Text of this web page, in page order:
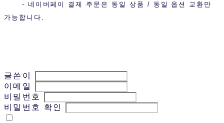
- 네이버페이 결제 주문은 동일 상품 / 동일 옵션 교환만
가능합니다.
글쓴이
이메일
비밀번호
비밀번호 확인